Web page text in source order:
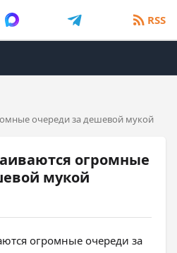
RSS
очереди за дешевой мукой
огромные
мукой